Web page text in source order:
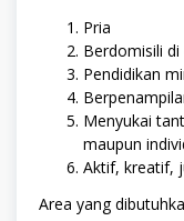
Pria
Berdomisili
Pendidikan
Menyukai
maupun
Aktif, kreatif,
Area yang